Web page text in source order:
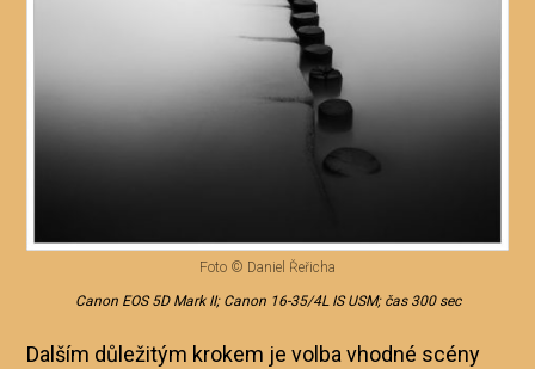
Foto © Daniel Řeřicha
Canon EOS 5D Mark II; Canon 16-35/4L IS USM; čas 300 sec
Dalším důležitým krokem je volba vhodné scény